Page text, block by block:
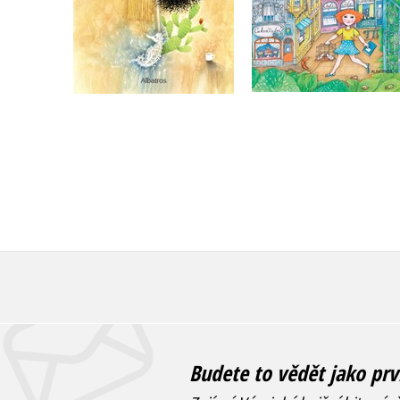
Do košíku
349 Kč
279 Kč
Do košíku
269 Kč
215 Kč
Budete to vědět jako